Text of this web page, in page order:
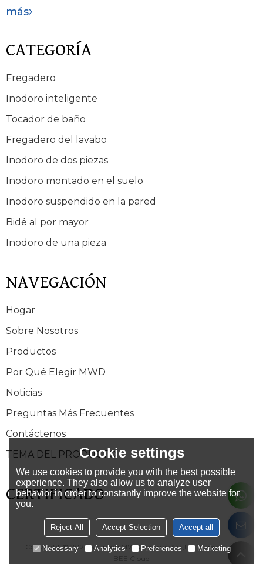
más
CATEGORÍA
Fregadero
Inodoro inteligente
Tocador de baño
Fregadero del lavabo
Inodoro de dos piezas
Inodoro montado en el suelo
Inodoro suspendido en la pared
Bidé al por mayor
Inodoro de una pieza
NAVEGACIÓN
Hogar
Sobre Nosotros
Productos
Por Qué Elegir MWD
Noticias
Preguntas Más Frecuentes
Contáctenos
TEMA DEL PRODUCTO
CERTIFICADO
Copyright © 2026Shantou MWD ceramic Co.,Ltd. Support By
BEE Cloud
Cookie settings
We use cookies to provide you with the best possible
experience. They also allow us to analyze user
behavior in order to constantly improve the website for
you.
Reject All Accept Selection Accept all
Necessary Analytics Preferences Marketing